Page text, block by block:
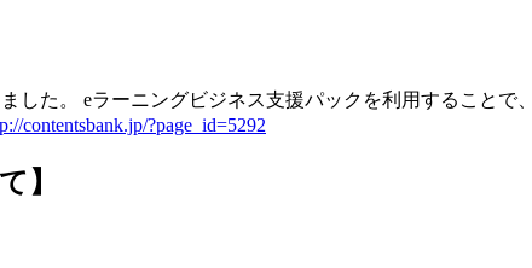
した。 eラーニングビジネス支援パックを利用することで
contentsbank.jp/?page_id=5292
】